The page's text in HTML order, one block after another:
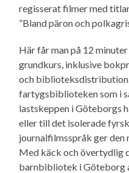
regisserat filmer med
”Bland päron och
Här får man på 12
grundkurs, inklusive
och
fartygsbiblioteken som i
lastskeppen i Göteborgs
eller till det isolerade
journalfilmsspråk ger den
Med käck och övertydlig
barnbibliotek i Göteborg